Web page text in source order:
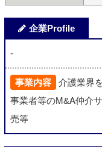
企業Profile
-
事業内容
介護業界
事業者等のM&A仲介
売等